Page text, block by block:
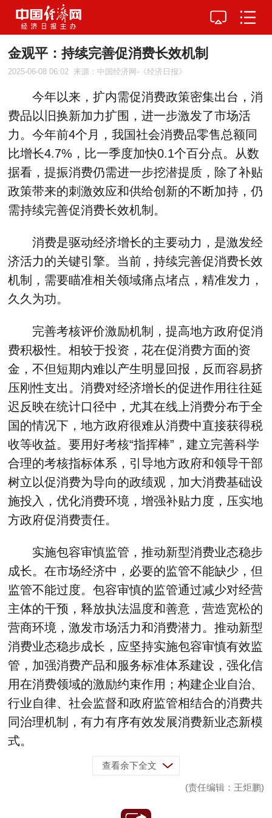
金观平：持续完善促消费长效机制
2025-06-08 06:02 来源：中国经济网-《经济日报》
今年以来，扩内需促消费政策密集出台，消
费品以旧换新加力扩围，进一步激发了市场活
力。今年前4个月，我国社会消费品零售总额同
比增长4.7%，比一季度加快0.1个百分点。从数
据看，提振消费仍需进一步挖潜提质，除了补贴
政策带来的刺激效应和供给创新的不断加持，仍
需持续完善促消费长效机制。
消费是驱动经济增长的主要动力，是激发经
济活力的关键引擎。当前，持续完善促消费长效
机制，需要瞄准相关领域痛点堵点，精准发力，
久久为功。
完善考核评价激励机制，提高地方政府促消
费积极性。相较于投资，花在促消费方面的资
金，不但短期内难以产生明显回报，反而容易挤
压刚性支出。消费对经济增长的促进作用往往延
迟反映在统计口径中，尤其在线上消费分布于全
国的情况下，地方政府很难从消费中直接获得税
收等收益。要用好考核“指挥棒”，建立完善科学
合理的考核指标体系，引导地方政府和领导干部
树立以促消费为导向的政绩观，加大消费基础设
施投入，优化消费环境，增强补贴力度，压实地
方政府促消费责任。
实施包容审慎监管，推动新型消费业态稳步
成长。在市场经济中，必要的监管不能缺少，但
监管不能过度。包容审慎的监管通过减少对经营
主体的干预，释放执法温度和善意，营造宽松的
营商环境，激发市场活力和消费潜力。推动新型
消费业态稳步成长，应坚持实施包容审慎有效监
管，加强消费产品和服务标准体系建设，强化信
用在消费领域的激励约束作用；构建企业自治、
行业自律、社会监督和政府监管相结合的消费共
同治理机制，有力有序有效发展消费新业态新模
式。
查看余下全文
(责任编辑：王炬鹏)